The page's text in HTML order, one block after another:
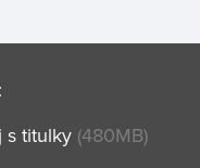
s titulky (480MB)